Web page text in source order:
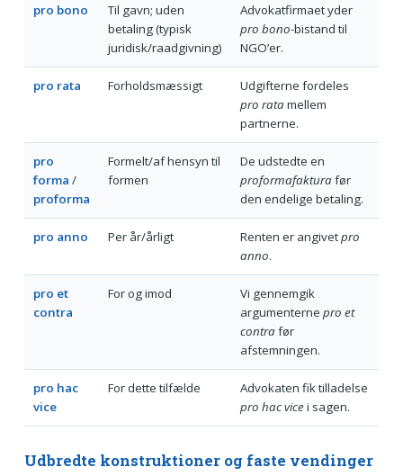
pro bono
Til gavn; uden
betaling (typisk
juridisk/raadgivning)
Advokatfirmaet yder
pro bono-bistand til
NGO’er.
pro rata Forholdsmæssigt
Udgifterne fordeles
pro ratamellem
partnerne.
pro
forma /
proforma
Formelt/af hensyn til
formen
De udstedte en
proformafakturafør
den endelige betaling.
pro anno Per år/årligt Renten er angivetpro
anno.
pro et
contra
For og imod
Vi gennemgik
argumenterne pro et
contrafør
afstemningen.
pro hac
vice
For dette tilfælde
Advokaten fik tilladelse
pro hac vicei sagen.
Udbredte konstruktioner og faste vendinger